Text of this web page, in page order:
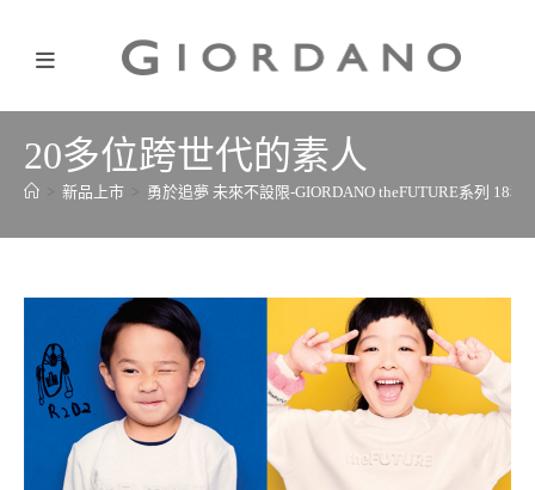
20多位跨世代的素人
新品上市 勇於追夢 未來不設限-GIORDANO theFUTURE系列 18秋